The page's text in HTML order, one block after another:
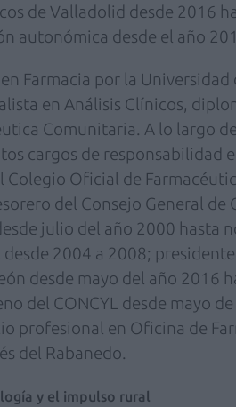
de Valladolid desde 2016
autonómica desde el año
Farmacia por la Universidad
en Análisis Clínicos,
Comunitaria. A lo largo
cargos de responsabilidad
Oficial de
del Consejo General de
julio del año 2000 hasta
2004 a 2008;
desde mayo del año 2016
del CONCYL desde mayo
profesional en Oficina de
del Rabanedo.
y el impulso rural